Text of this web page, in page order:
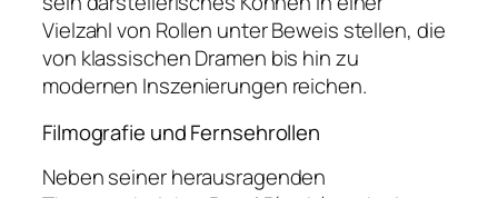
Vielzahl von Rollen unter Beweis stellen, die
von klassischen Dramen bis hin zu
modernen Inszenierungen reichen.
Filmografie und Fernsehrollen
Neben seiner herausragenden